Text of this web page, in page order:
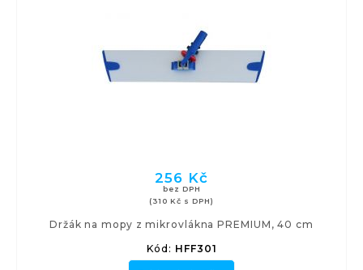
256 Kč
bez DPH
(310 Kč s DPH)
Držák na mopy z mikrovlákna PREMIUM, 40 cm
Kód: HFF301